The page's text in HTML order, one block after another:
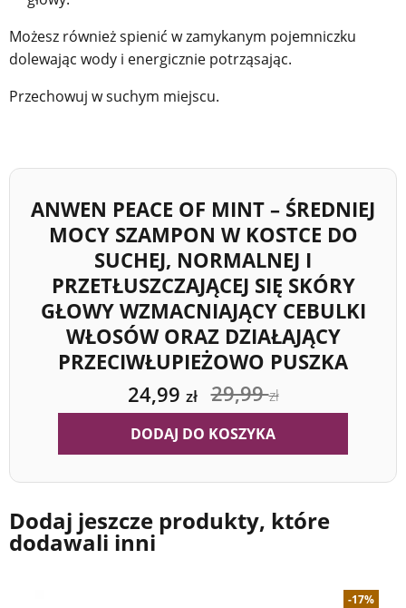
Możesz również spienić w zamykanym pojemniczku
dolewając wody i energicznie potrząsając.
Przechowuj w suchym miejscu.
ANWEN PEACE OF MINT – ŚREDNIEJ
MOCY SZAMPON W KOSTCE DO
SUCHEJ, NORMALNEJ I
PRZETŁUSZCZAJĄCEJ SIĘ SKÓRY
GŁOWY WZMACNIAJĄCY CEBULKI
WŁOSÓW ORAZ DZIAŁAJĄCY
PRZECIWŁUPIEŻOWO PUSZKA
24,99 zł 29,99zł
DODAJ DO KOSZYKA
Dodaj jeszcze produkty, które
dodawali inni
-17%